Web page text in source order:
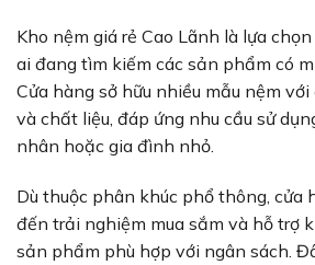
Kho nệm giá rẻ Cao Lãnh là lựa
ai đang tìm kiếm các sản phẩm có
Cửa hàng sở hữu nhiều mẫu nệm
và chất liệu, đáp ứng nhu cầu sử
nhân hoặc gia đình nhỏ.
Dù thuộc phân khúc phổ thông, cửa
đến trải nghiệm mua sắm và hỗ trợ
sản phẩm phù hợp với ngân sách.